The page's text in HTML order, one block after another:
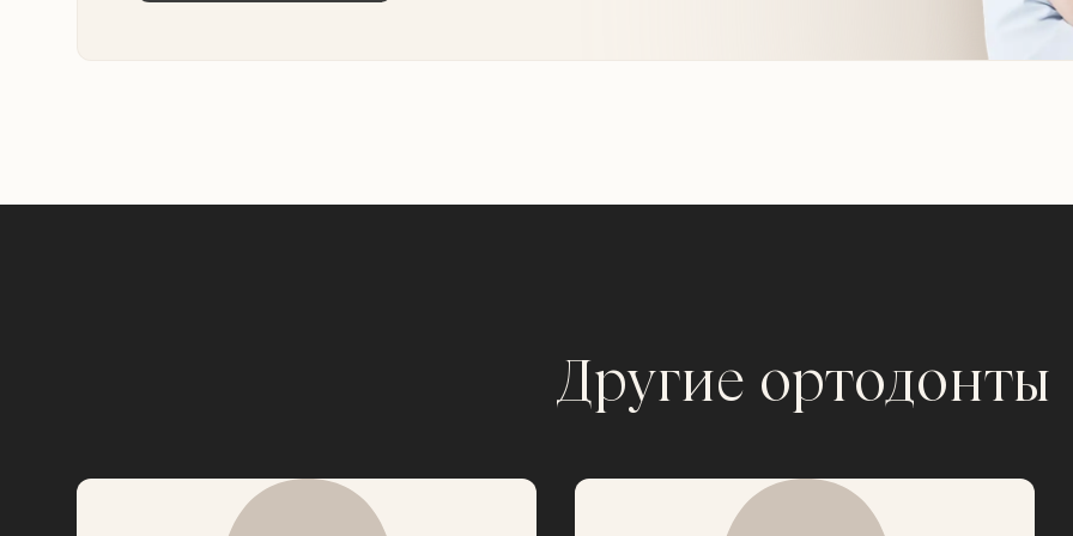
Другие ортодонты